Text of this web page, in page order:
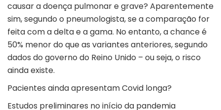
causar a doença pulmonar e grave? Aparentemente
sim, segundo o pneumologista, se a comparação for
feita com a delta e a gama. No entanto, a chance é
50% menor do que as variantes anteriores, segundo
dados do governo do Reino Unido – ou seja, o risco
ainda existe.
Pacientes ainda apresentam Covid longa?
Estudos preliminares no início da pandemia